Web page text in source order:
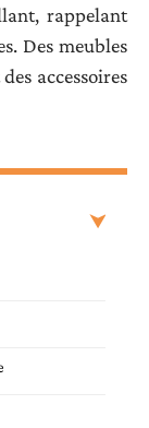
rappelant
Des meubles
accessoires